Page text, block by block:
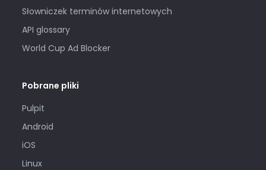
Słowniczek terminów internetowych
API glossary
World Cup Ad Blocker
Pobrane pliki
Pulpit
Android
iOS
Linux